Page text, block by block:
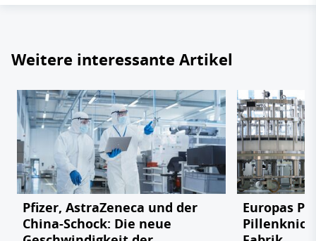
Weitere interessante Artikel
Pfizer, AstraZeneca und der
China-Schock: Die neue
Europas